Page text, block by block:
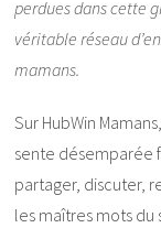
perdues dans cette
véritable réseau
mamans.
Sur HubWin
sente désemparée
partager, discuter,
les maîtres mots du